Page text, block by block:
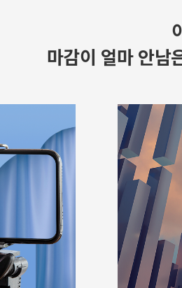
마감이 얼마 안남